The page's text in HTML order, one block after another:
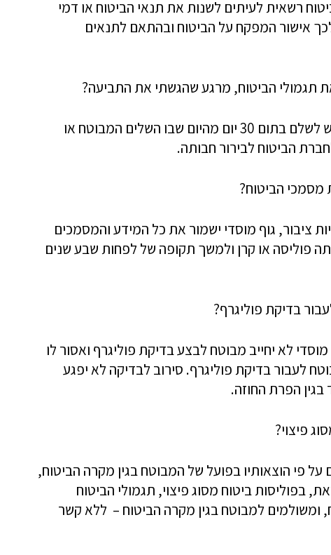
רשאית לעיתים לשנות את תנאי הביטוח או דמי
אישור המפקח על הביטוח ובהתאם לתנאים
תגמולי הביטוח, מרגע שהגשתי את התביעה?
​על פי החוק, תגמולי ביטוח למבוטח או למוטב יש לשלם בתום 30 יום מהיום שבו השלים המבוטח או
הביטוח לבירור חבותה.
הביטוח?
ציבור, גוף מוסדי ישמור את כל המידע והמסמכים
פוליסה או קרן ולמשך תקופה של לפחות שבע שנים
בדיקת פוליגרף?
לא יחייב מבוטח לבצע בדיקת פוליגרף ואסור לו
לעבור בדיקת פוליגרף. סירוב לבדיקה לא יפגע
בגין הפרת החוזה.
פיצוי?
על פי הוצאותיו בפועל של המבוטח בגין מקרה הביטוח,
בפוליסות ביטוח מסוג פיצוי, תגמולי הביטוח
ומשולמים למבוטח בגין מקרה הביטוח – ללא קשר